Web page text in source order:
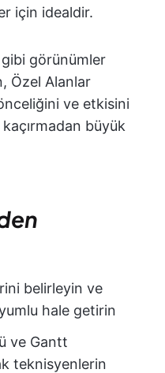
için idealdir.
görünümler
Özel Alanlar
ve etkisini
kaçırmadan büyük
belirleyin ve
hale getirin
ve Gantt
teknisyenlerin